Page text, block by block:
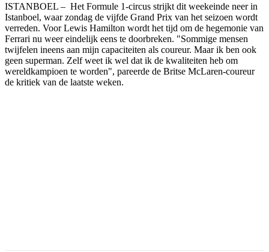
ISTANBOEL – Het Formule 1-circus strijkt dit weekeinde neer in
Istanboel, waar zondag de vijfde Grand Prix van het seizoen wordt
verreden. Voor Lewis Hamilton wordt het tijd om de hegemonie van
Ferrari nu weer eindelijk eens te doorbreken. "Sommige mensen
twijfelen ineens aan mijn capaciteiten als coureur. Maar ik ben ook
geen superman. Zelf weet ik wel dat ik de kwaliteiten heb om
wereldkampioen te worden", pareerde de Britse McLaren-coureur
de kritiek van de laatste weken.